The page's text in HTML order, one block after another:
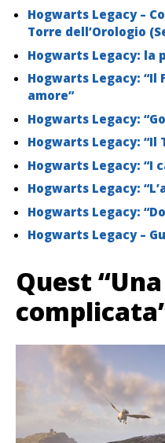
Hogwarts Legacy –
Torre dell’Orologio
Hogwarts Legacy: la
Hogwarts Legacy: “Il
amore”
Hogwarts Legacy:
Hogwarts Legacy: “Il
Hogwarts Legacy: “I
Hogwarts Legacy:
Hogwarts Legacy:
Hogwarts Legacy –
Quest